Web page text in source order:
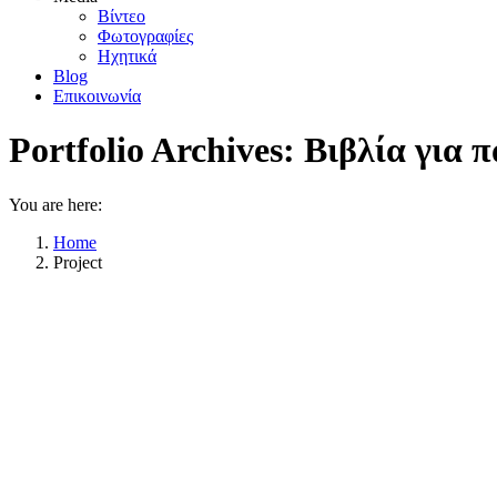
Βίντεο
Φωτογραφίες
Ηχητικά
Blog
Επικοινωνία
Portfolio Archives: Βιβλία για
You are here:
Home
Project